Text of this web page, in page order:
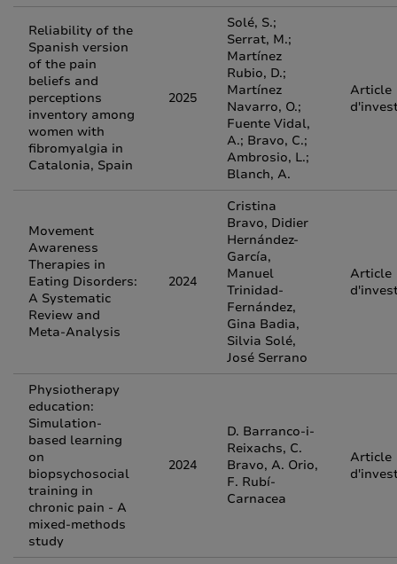
Reliability of the
Spanish version
of the pain
beliefs and
perceptions
inventory among
women with
fibromyalgia in
Catalonia, Spain
2025
Solé, S.;
Serrat, M.;
Martínez
Rubio, D.;
Martínez
Navarro, O.;
Fuente Vidal,
A.; Bravo, C.;
Ambrosio, L.;
Blanch, A.
Article
Movement
Awareness
Therapies in
Eating Disorders:
A Systematic
Review and
Meta-Analysis
2024
Cristina
Bravo, Didier
Hernández-
García,
Manuel
Trinidad-
Fernández,
Gina Badia,
Silvia Solé,
José Serrano
Article
Physiotherapy
education:
Simulation-
based learning
on
biopsychosocial
training in
chronic pain - A
mixed-methods
study
2024
D. Barranco-i-
Reixachs, C.
Bravo, A. Orio,
F. Rubí-
Carnacea
Article